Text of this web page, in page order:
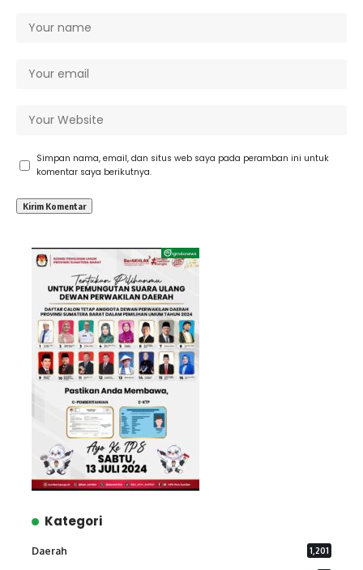
Simpan nama, email, dan situs web saya pada peramban ini untuk
komentar saya berikutnya.
Kategori
Daerah 1,201